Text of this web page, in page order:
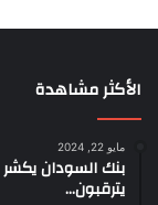
الأكثر مشاهدة
مايو 22, 2024
بنك السودان
يترقبون…